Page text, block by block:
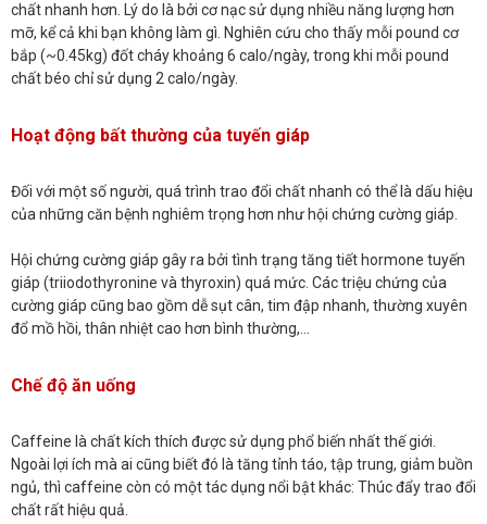
chất nhanh hơn. Lý do là bởi cơ nạc sử dụng nhiều năng lượng hơn
mỡ, kể cả khi bạn không làm gì. Nghiên cứu cho thấy mỗi pound cơ
bắp (~0.45kg) đốt cháy khoảng 6 calo/ngày, trong khi mỗi pound
chất béo chỉ sử dụng 2 calo/ngày.
Hoạt động bất thường của tuyến giáp
Đối với một số người, quá trình trao đổi chất nhanh có thể là dấu hiệu
của những căn bệnh nghiêm trọng hơn như hội chứng cường giáp.
Hội chứng cường giáp gây ra bởi tình trạng tăng tiết hormone tuyến
giáp (triiodothyronine và thyroxin) quá mức. Các triệu chứng của
cường giáp cũng bao gồm dễ sụt cân, tim đập nhanh, thường xuyên
đổ mồ hồi, thân nhiệt cao hơn bình thường,…
Chế độ ăn uống
Caffeine là chất kích thích được sử dụng phổ biến nhất thế giới.
Ngoài lợi ích mà ai cũng biết đó là tăng tỉnh táo, tập trung, giảm buồn
ngủ, thì caffeine còn có một tác dụng nổi bật khác: Thúc đẩy trao đổi
chất rất hiệu quả.